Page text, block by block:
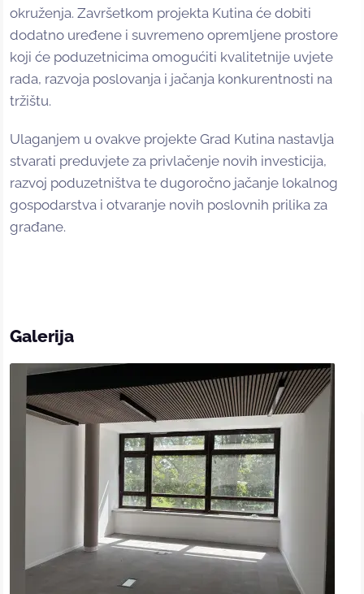
okruženja. Završetkom projekta Kutina će dobiti
dodatno uređene i suvremeno opremljene prostore
koji će poduzetnicima omogućiti kvalitetnije uvjete
rada, razvoja poslovanja i jačanja konkurentnosti na
tržištu.
Ulaganjem u ovakve projekte Grad Kutina nastavlja
stvarati preduvjete za privlačenje novih investicija,
razvoj poduzetništva te dugoročno jačanje lokalnog
gospodarstva i otvaranje novih poslovnih prilika za
građane.
Galerija